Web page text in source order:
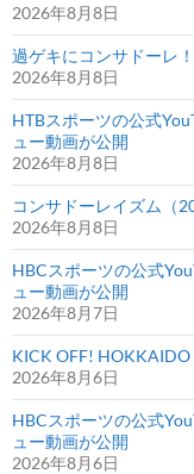
2026年8月8日
過ゲキにコンサドーレ
2026年8月8日
HTBスポーツの公式
ュー動画が公開
2026年8月8日
コンサドーレイズム（
2026年8月8日
HBCスポーツの公式
ュー動画が公開
2026年8月7日
KICK OFF! HOKKAIDO
2026年8月6日
HBCスポーツの公式
ュー動画が公開
2026年8月6日